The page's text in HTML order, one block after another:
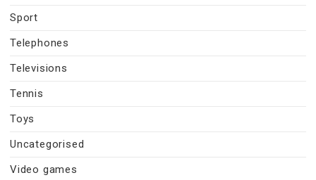
Sport
Telephones
Televisions
Tennis
Toys
Uncategorised
Video games